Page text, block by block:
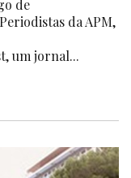
de
da APM,
um jornal...